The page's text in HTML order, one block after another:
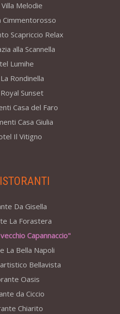
Melodie
Cimmentorosso
Scapriccio Relax
alla Scannella
Lumihe
Rondinella
Sunset
Casa del Faro
Casa Giulia
Il Vitigno
Da Gisella
La Forastera
Capannaccio"
La Bella Napoli
Bellavista
Oasis
da Ciccio
Chiarito